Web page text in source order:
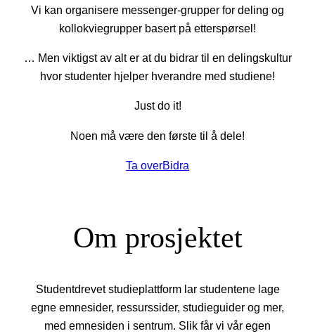
Vi kan organisere messenger-grupper for deling og
kollokviegrupper basert på etterspørsel!
… Men viktigst av alt er at du bidrar til en delingskultur
hvor studenter hjelper hverandre med studiene!
Just do it!
Noen må være den første til å dele!
Ta overBidra
Om prosjektet
Studentdrevet studieplattform lar studentene lage
egne emnesider, ressurssider, studieguider og mer,
med emnesiden i sentrum. Slik får vi vår egen